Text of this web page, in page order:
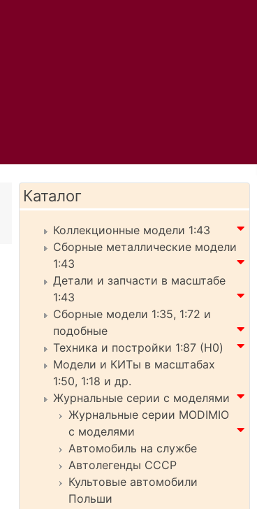
Каталог
Коллекционные модели 1:43
Сборные металлические модели
1:43
Детали и запчасти в масштабе
1:43
Сборные модели 1:35, 1:72 и
подобные
Техника и постройки 1:87 (H0)
Модели и КИТы в масштабах
1:50, 1:18 и др.
Журнальные серии с моделями
Журнальные серии MODIMIO
с моделями
Автомобиль на службе
Автолегенды СССР
Культовые автомобили
Польши